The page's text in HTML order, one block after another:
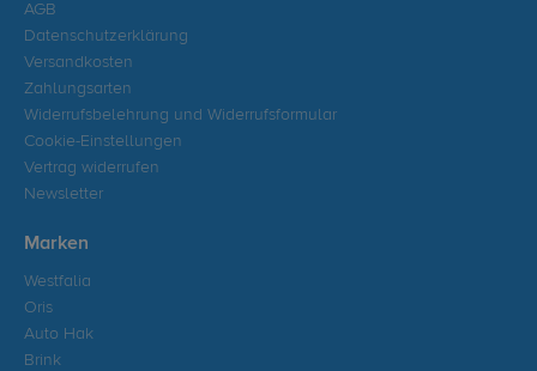
AGB
Datenschutzerklärung
Versandkosten
Zahlungsarten
Widerrufsbelehrung und Widerrufsformular
Cookie-Einstellungen
Vertrag widerrufen
Newsletter
Marken
Westfalia
Oris
Auto Hak
Brink